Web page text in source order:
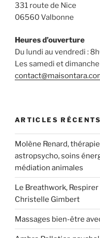
331 route de Nice
06560 Valbonne
Heures d’ouverture
Du lundi au vendredi :
Les samedi et
ARTICLES RÉCENTS
Molène Renard,
astropsycho, soins
médiation animales
Le Breathwork,
Christelle Gimbert
Massages bien-être